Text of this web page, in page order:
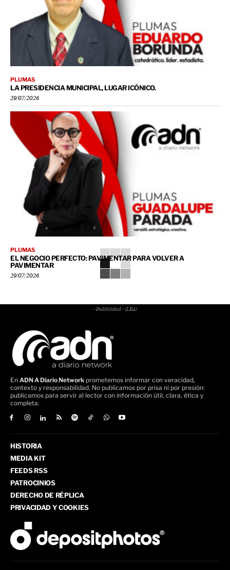
PLUMAS
LA PRESIDENCIA MUNICIPAL, LUGAR ICÓNICO.
29/07/2026
PLUMAS
EL NEGOCIO PERFECTO: PAVIMENTAR PARA VOLVER A
PAVIMENTAR
29/07/2026
- Publicidad - (LB4)
En ADN A Diario Network prometemos informar con veracidad,
contexto y responsabilidad. No publicamos por prisa ni por presión:
publicamos para servir al lector con información útil, clara, ética y
completa.
HISTORIA
MEDIA KIT
FEEDS RSS
PATROCINIOS
DERECHO DE RÉPLICA
PRIVACIDAD Y COOKIES